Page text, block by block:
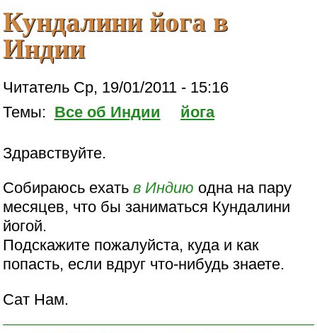
Кундалини йога в
Индии
Читатель Ср, 19/01/2011 - 15:16
Темы: Все об Индии йога
Здравствуйте.
Собираюсь ехатьв Индию одна на пару
месяцев, что бы заниматься Кундалини
йогой.
Подскажите пожалуйста, куда и как
попасть, если вдруг что-нибудь знаете.
Сат Нам.